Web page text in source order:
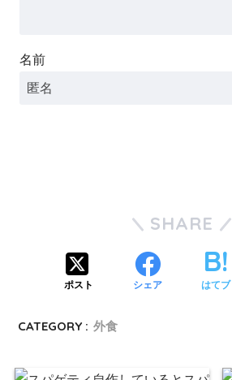
名前
SHARE
ポスト シェア はてブ
CATEGORY : 外食